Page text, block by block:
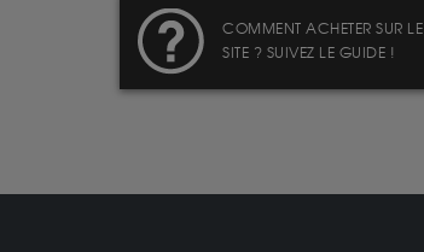
COMMENT ACHETER SUR LE
SITE ? SUIVEZ LE GUIDE !